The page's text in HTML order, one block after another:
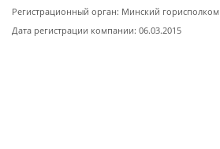
Регистрационный орган: Минский горисполком
Дата регистрации компании: 06.03.2015